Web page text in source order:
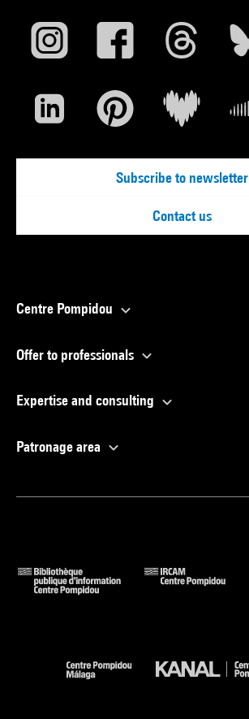
Subscribe to newsletter
Contact us
Centre Pompidou
Offer to professionals
Expertise and consulting
Patronage area